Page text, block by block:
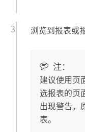
浏览到报表或
注：
建议使用页
选报表的页
出现警告，
表。